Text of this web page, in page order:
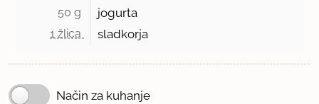
50 g jogurta
1 žlica sladkorja
Način za kuhanje